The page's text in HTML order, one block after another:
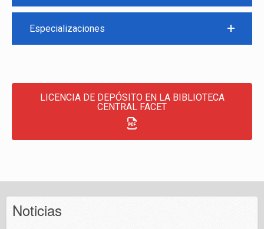
Especializaciones
LICENCIA DE DEPÓSITO EN LA BIBLIOTECA
CENTRAL FACET
Noticias